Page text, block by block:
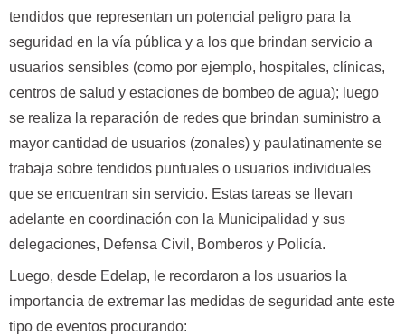
tendidos que representan un potencial peligro para la
seguridad en la vía pública y a los que brindan servicio a
usuarios sensibles (como por ejemplo, hospitales, clínicas,
centros de salud y estaciones de bombeo de agua); luego
se realiza la reparación de redes que brindan suministro a
mayor cantidad de usuarios (zonales) y paulatinamente se
trabaja sobre tendidos puntuales o usuarios individuales
que se encuentran sin servicio. Estas tareas se llevan
adelante en coordinación con la Municipalidad y sus
delegaciones, Defensa Civil, Bomberos y Policía.
Luego, desde Edelap, le recordaron a los usuarios la
importancia de extremar las medidas de seguridad ante este
tipo de eventos procurando: